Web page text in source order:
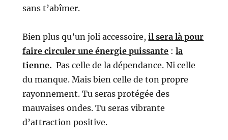
sans t’abîmer.
Bien plus qu’un joli accessoire,il sera là pour
faire circuler une énergie puissante :la
tienne. Pas celle de la dépendance. Ni celle
du manque.Mais bien celle de ton propre
rayonnement.Tu seras protégée des
mauvaises ondes.Tu seras vibrante
d’attraction positive.